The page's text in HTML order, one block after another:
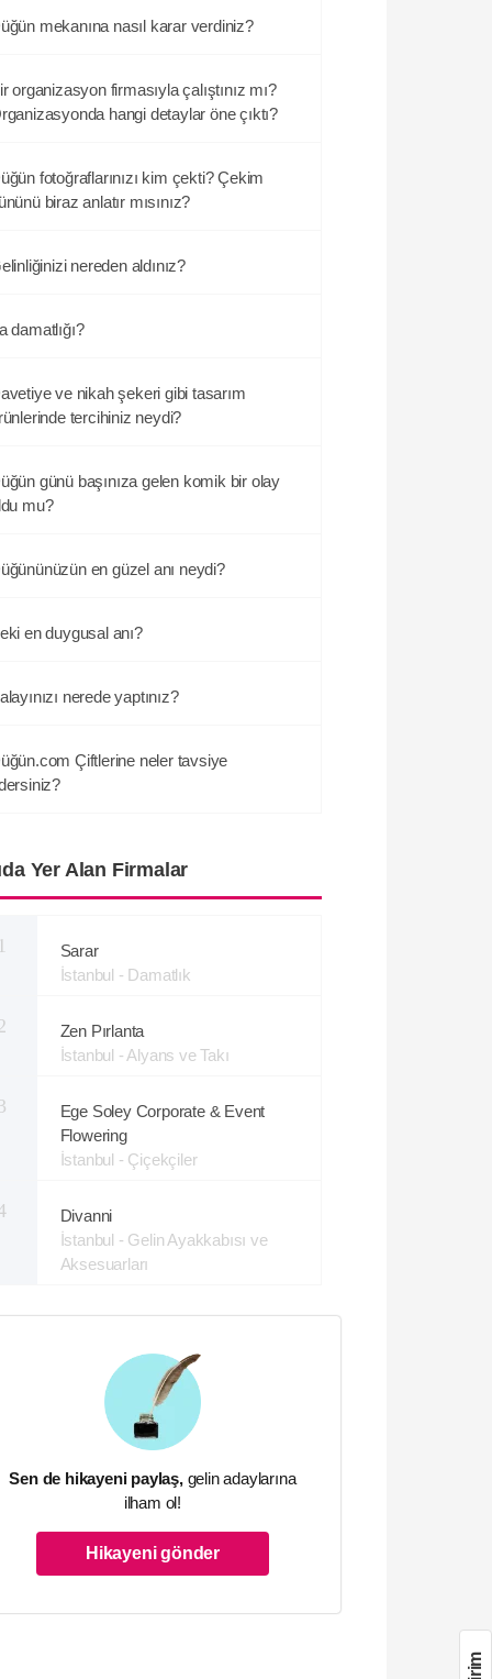
mekanına nasıl karar verdiniz?
organizasyon firmasıyla çalıştınız mı?
hangi detaylar öne çıktı?
fotoğraflarınızı kim çekti? Çekim
biraz anlatır mısınız?
nereden aldınız?
damatlığı?
ve nikah şekeri gibi tasarım
tercihiniz neydi?
günü başınıza gelen komik bir olay
mu?
en güzel anı neydi?
en duygusal anı?
nerede yaptınız?
Çiftlerine neler tavsiye
Yer Alan Firmalar
1
Sarar
İstanbul - Damatlık
Zen Pırlanta
İstanbul - Alyans ve Takı
Ege Soley Corporate & Event
Flowering
İstanbul - Çiçekçiler
Divanni
İstanbul - Gelin Ayakkabısı ve
Aksesuarları
Sen de hikayeni paylaş,gelin adaylarına
ilham ol!
Hikayeni gönder